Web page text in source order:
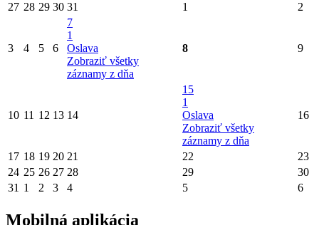
27 28 29 30 31 1 2
3 4 5 6
7
1
Oslava
Zobraziť všetky
záznamy z dňa
8 9
10 11 12 13 14
15
1
Oslava
Zobraziť všetky
záznamy z dňa
16
17 18 19 20 21 22
23
24 25 26 27 28 29
30
31 1 2 3 4 5 6
Mobilná aplikácia